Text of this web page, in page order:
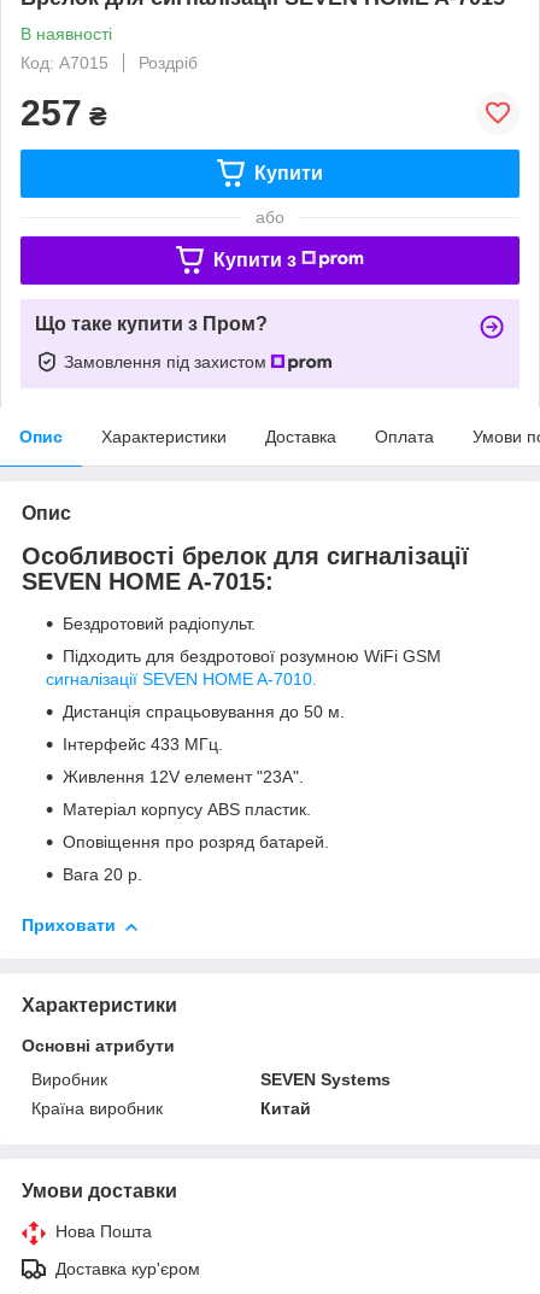
В наявності
Код: A7015
Роздріб
257 ₴
Купити
або
Купити з
Що таке купити з Пром?
Замовлення під захистом
Опис Характеристики Доставка Оплата Умови
Опис
Особливості брелок для сигналізації
SEVEN HOME A-7015:
Бездротовий радіопульт.
Підходить для бездротової розумною WiFi GSM
сигналізації SEVEN HOME A-7010.
Дистанція спрацьовування до 50 м.
Інтерфейс 433 МГц.
Живлення 12V елемент "23A".
Матеріал корпусу ABS пластик.
Оповіщення про розряд батарей.
Вага 20 р.
Приховати
Характеристики
Основні атрибути
Виробник
SEVEN Systems
Країна виробник
Китай
Умови доставки
Нова Пошта
Доставка кур'єром